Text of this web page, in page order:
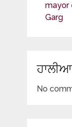
mayor
Garg
No